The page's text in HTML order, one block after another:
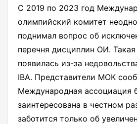
С 2019 по 2023 год
олимпийский комитет
поднимал вопрос об
перечня дисциплин ОИ.
появилась из-за
IBA. Представители МОК
Международная ассоциация
заинтересована в честном
заботится только об